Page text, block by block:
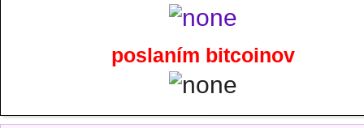
poslaním bitcoinov